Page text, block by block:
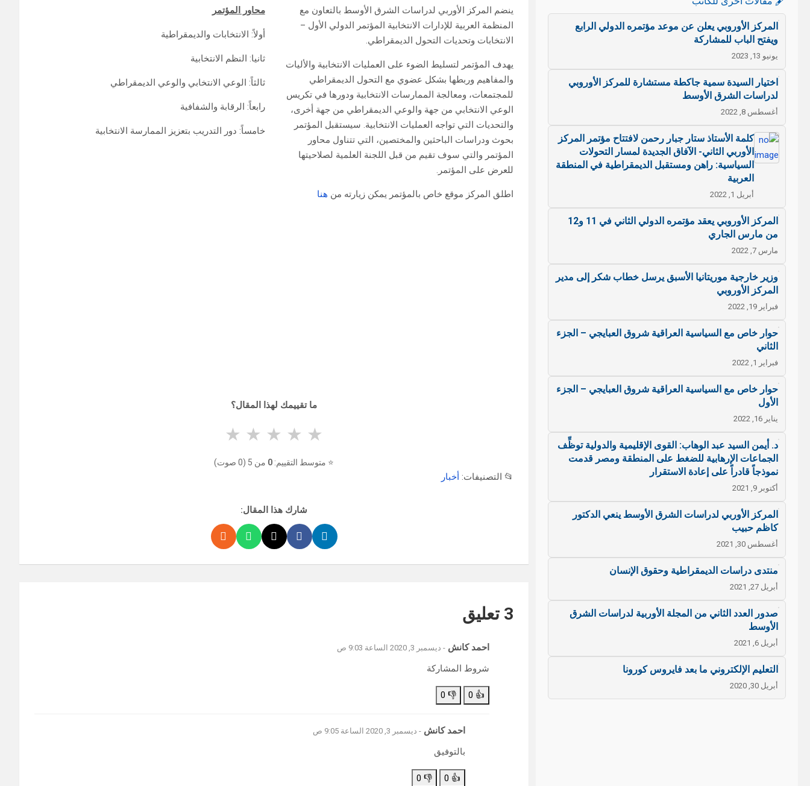
ينضم المركز الأوربي لدراسات الشرق الأوسط بالتعاون مع
المنظمة العربية للإدارات الانتخابية المؤتمر الدولي الأول –
الانتخابات وتحديات التحول الديمقراطي.
يهدف المؤتمر لتسليط الضوء على العمليات الانتخابية والأليات
والمفاهيم وربطها بشكل عضوي مع التحول الديمقراطي
للمجتمعات، ومعالجة الممارسات الانتخابية ودورها في تكريس
الوعي الانتخابي من جهة والوعي الديمقراطي من جهة أخرى،
والتحديات التي تواجه العمليات الانتخابية. سيستقبل المؤتمر
بحوث ودراسات الباحثين والمختصين، التي تتناول محاور
المؤتمر والتي سوف تقيم من قبل اللجنة العلمية لصلاحيتها
للعرض على المؤتمر.
محاور المؤتمر
أولاً: الانتخابات والديمقراطية
ثانيا: النظم الانتخابية
ثالثاً: الوعي الانتخابي والوعي الديمقراطي
رابعاً: الرقابة والشفافية
خامساً: دور التدريب بتعزيز الممارسة الانتخابية
اطلق المركز موقع خاص بالمؤتمر يمكن زيارته من هنا
ما تقييمك لهذا المقال؟
★
★
★
★
★
⭐ متوسط التقييم: 0 من 5 (0 صوت)
📂 التصنيفات: أخبار
شارك هذا المقال:
3 تعليق
احمد كانش - ديسمبر 3, 2020 الساعة 9:03 ص
شروط المشاركة
👍
0
👎
0
احمد كانش - ديسمبر 3, 2020 الساعة 9:05 ص
بالتوفيق
👍
0
👎
0
المركز الأوروبي يعلن عن موعد مؤتمره الدولي الرابع
ويفتح الباب للمشاركة
يونيو 13, 2023
اختيار السيدة سمية جاكطة مستشارة للمركز الأوروبي
لدراسات الشرق الأوسط
أغسطس 8, 2022
كلمة الأستاذ ستار جبار رحمن لافتتاح مؤتمر المركز
الأوربي الثاني- الآفاق الجديدة لمسار التحولات
السياسية: راهن ومستقبل الديمقراطية في المنطقة
العربية
أبريل 1, 2022
المركز الأوروبي يعقد مؤتمره الدولي الثاني في 11 و12
من مارس الجاري
مارس 7, 2022
وزير خارجية موريتانيا الأسبق يرسل خطاب شكر إلى مدير
المركز الأوروبي
فبراير 19, 2022
حوار خاص مع السياسية العراقية شروق العبايجي – الجزء
الثاني
فبراير 1, 2022
حوار خاص مع السياسية العراقية شروق العبايجي – الجزء
الأول
يناير 16, 2022
د. أيمن السيد عبد الوهاب: القوى الإقليمية والدولية توظِّف
الجماعات الإرهابية للضغط على المنطقة ومصر قدمت
نموذجاً قادراً على إعادة الاستقرار
أكتوبر 9, 2021
المركز الأوربي لدراسات الشرق الأوسط ينعي الدكتور
كاظم حبيب
أغسطس 30, 2021
منتدى دراسات الديمقراطية وحقوق الإنسان
أبريل 27, 2021
صدور العدد الثاني من المجلة الأوربية لدراسات الشرق
الأوسط
أبريل 6, 2021
التعليم الإلكتروني ما بعد فايروس كورونا
أبريل 30, 2020